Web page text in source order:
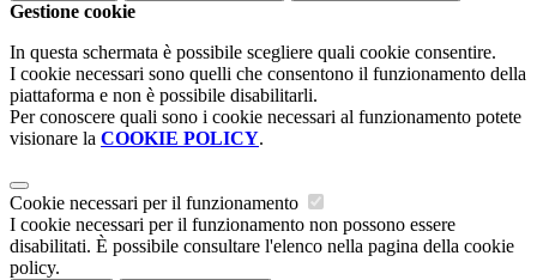
Gestione cookie
In questa schermata è possibile scegliere quali cookie consentire.
I cookie necessari sono quelli che consentono il funzionamento della
piattaforma e non è possibile disabilitarli.
Per conoscere quali sono i cookie necessari al funzionamento potete
visionare la COOKIE POLICY.
Cookie necessari per il funzionamento
I cookie necessari per il funzionamento non possono essere
disabilitati. È possibile consultare l'elenco nella pagina della cookie
policy.